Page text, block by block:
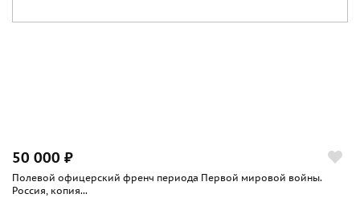
50 000 ₽
Полевой офицерский френч периода Первой мировой войны.
Россия, копия...